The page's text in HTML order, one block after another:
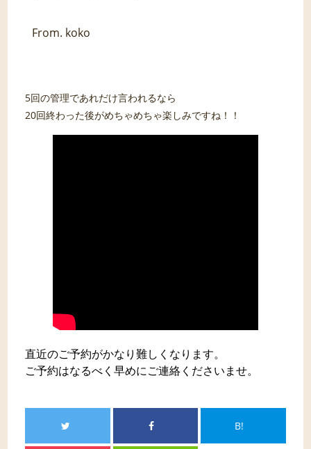
From. koko
5回の管理であれだけ言われるなら
20回終わった後がめちゃめちゃ楽しみですね！！
直近のご予約がかなり難しくなります。
ご予約はなるべく早めにご連絡くださいませ。
B!